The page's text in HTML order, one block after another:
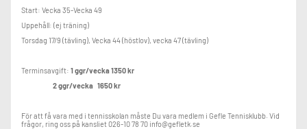
Start: Vecka 35-Vecka 49
Uppehåll: (ej träning)
Torsdag 17/9 (tävling), Vecka 44 (höstlov), vecka 47 (tävling)
Terminsavgift: 1 ggr/vecka 1350 kr
2 ggr/vecka 1650 kr
För att få vara med i tennisskolan måste Du vara medlem i Gefle Tennisklubb. Vid
frågor, ring oss på kansliet 026-10 78 70 info@gefletk.se